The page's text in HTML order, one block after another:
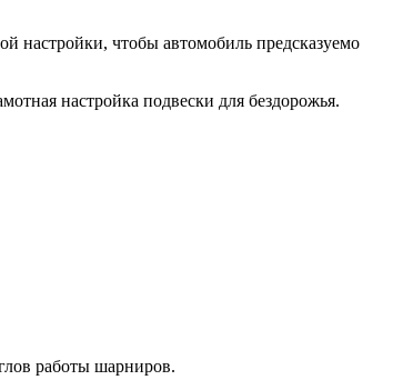
настройки, чтобы автомобиль предсказуемо
настройка подвески для бездорожья.
работы шарниров.